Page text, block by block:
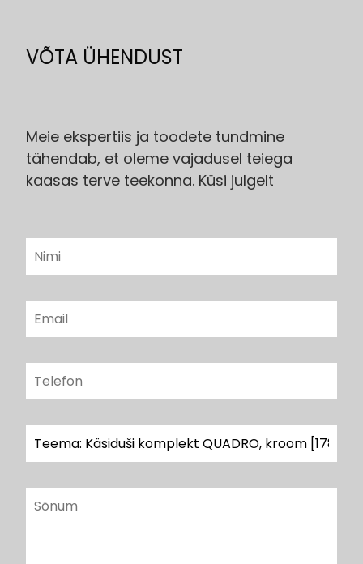
VÕTA ÜHENDUST
Meie ekspertiis ja toodete tundmine
tähendab, et oleme vajadusel teiega
kaasas terve teekonna. Küsi julgelt